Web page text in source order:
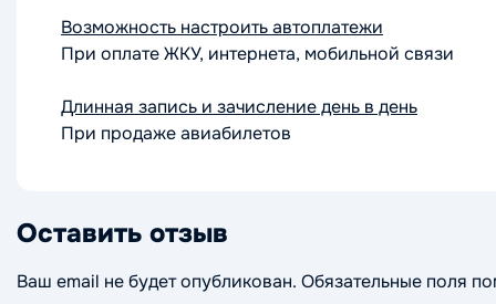
Возможность настроитьавтоплатежи
При оплате ЖКУ, интернета, мобильной связи
Длинная запись и зачисление день в день
При продаже авиабилетов
Оставить отзыв
Ваш email не будет опубликован. Обязательные поля